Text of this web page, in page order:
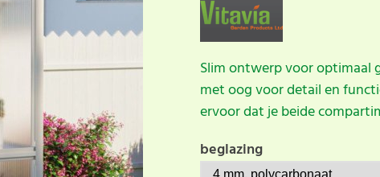
Slim ontwerp voor optimaal
met oog voor detail en
ervoor dat je beide
beglazing